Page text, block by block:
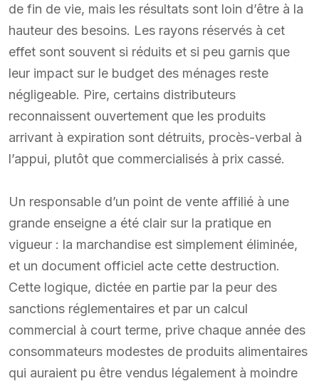
de fin de vie, mais les résultats sont loin d’être à la
hauteur des besoins. Les rayons réservés à cet
effet sont souvent si réduits et si peu garnis que
leur impact sur le budget des ménages reste
négligeable. Pire, certains distributeurs
reconnaissent ouvertement que les produits
arrivant à expiration sont détruits, procès-verbal à
l’appui, plutôt que commercialisés à prix cassé.
Un responsable d’un point de vente affilié à une
grande enseigne a été clair sur la pratique en
vigueur : la marchandise est simplement éliminée,
et un document officiel acte cette destruction.
Cette logique, dictée en partie par la peur des
sanctions réglementaires et par un calcul
commercial à court terme, prive chaque année des
consommateurs modestes de produits alimentaires
qui auraient pu être vendus légalement à moindre